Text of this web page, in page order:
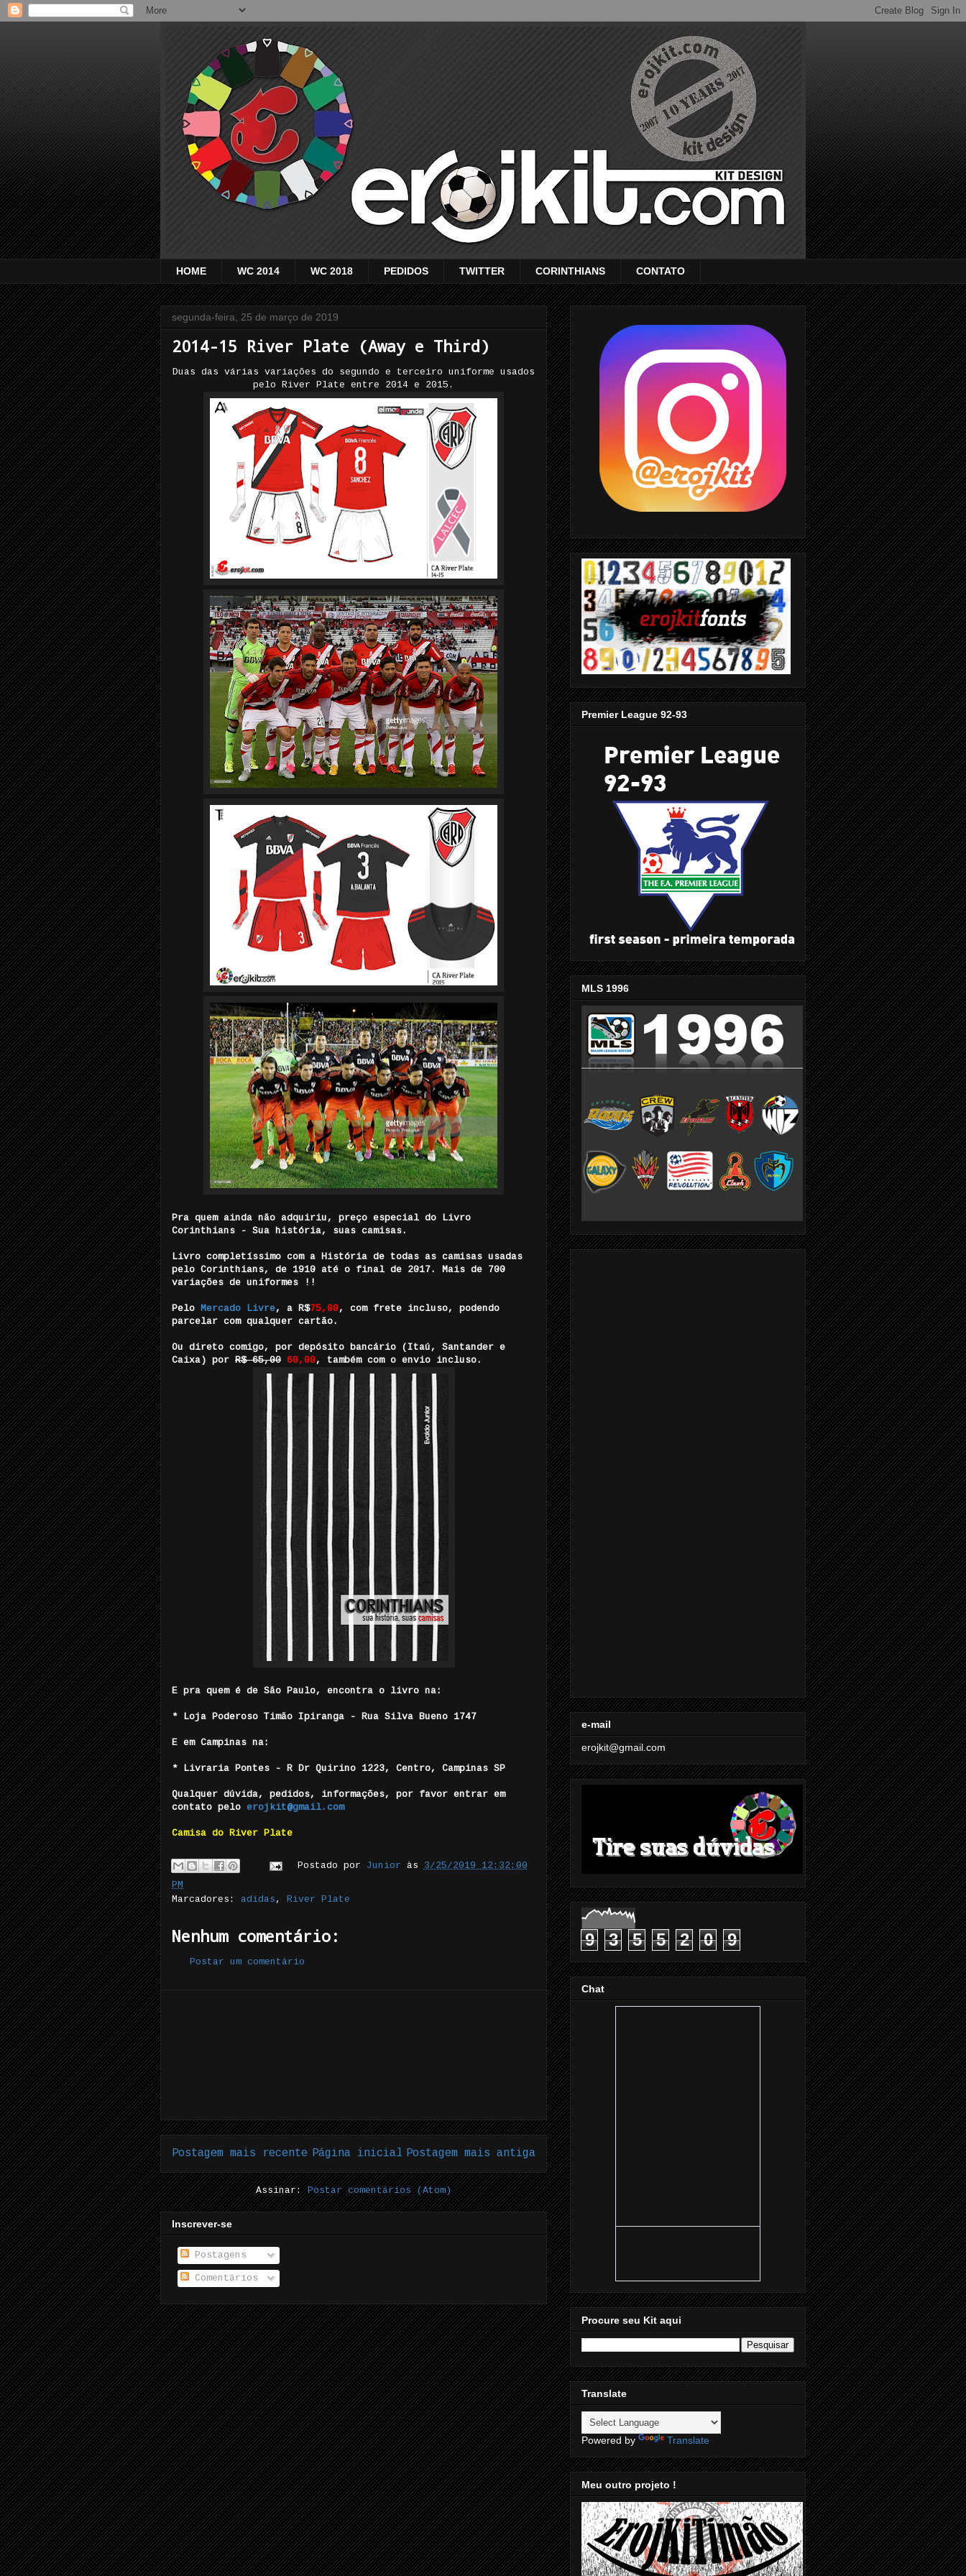
HOME WC 2014 WC 2018 PEDIDOS TWITTER CORINTHIANS CONTATO
segunda-feira, 25 de março de 2019
2014-15 River Plate (Away e Third)
Duas das várias variações do segundo e terceiro uniforme usados
pelo River Plate entre 2014 e 2015.
Pra quem ainda não adquiriu, preço especial do Livro
Corinthians - Sua história, suas camisas.
Livro completíssimo com a História de todas as camisas usadas
pelo Corinthians, de 1910 até o final de 2017. Mais de 700
variações de uniformes !!
Pelo Mercado Livre, a R$75,00, com frete incluso, podendo
parcelar com qualquer cartão.
Ou direto comigo, por depósito bancário (Itaú, Santander e
Caixa) por R$ 65,00 60,00, também com o envio incluso.
E pra quem é de São Paulo, encontra o livro na:
* Loja Poderoso Timão Ipiranga - Rua Silva Bueno 1747
E em Campinas na:
* Livraria Pontes - R Dr Quirino 1223, Centro, Campinas SP
Qualquer dúvida, pedidos, informações, por favor entrar em
contato pelo erojkit@gmail.com
Camisa do River Plate
Postado por Junior às 3/25/2019 12:32:00
PM
Marcadores: adidas , River Plate
Nenhum comentário:
Postar um comentário
Postagem mais recente Postagem mais antiga
Página inicial
Assinar:Postar comentários (Atom)
Inscrever-se
Postagens
Comentários
Premier League 92-93
MLS 1996
e-mail
erojkit@gmail.com
9 3 5 5 2 0 9
Chat
Procure seu Kit aqui
Translate
Powered by Translate
Meu outro projeto !